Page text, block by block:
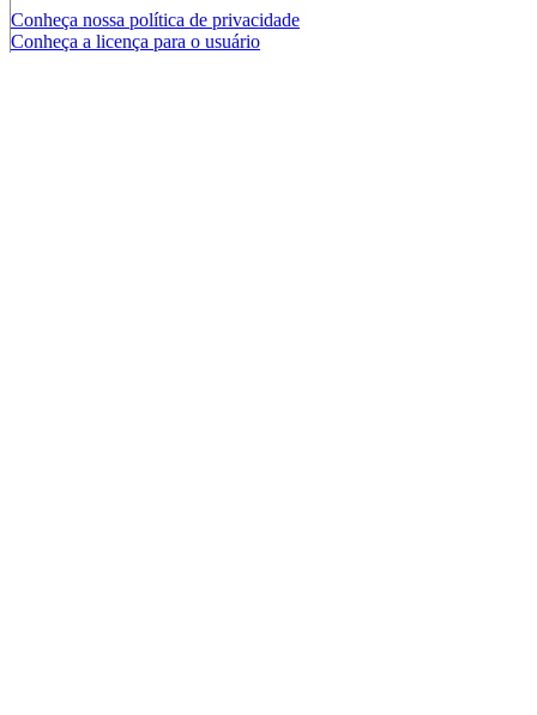
Conheça nossa política de privacidade
Conheça a licença para o usuário